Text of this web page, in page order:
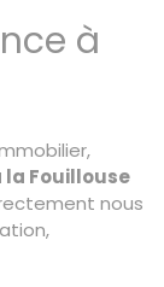
à
Fouillouse
nous